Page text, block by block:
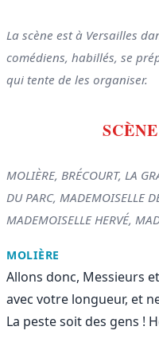
La scène est à Versailles
comédiens, habillés, se
qui tente de les organiser.
MOLIÈRE, BRÉCOURT, LA
DU PARC, MADEMOISELLE
MADEMOISELLE HERVÉ,
MOLIÈRE
Allons donc, Messieurs
avec votre longueur, et
La peste soit des gens !